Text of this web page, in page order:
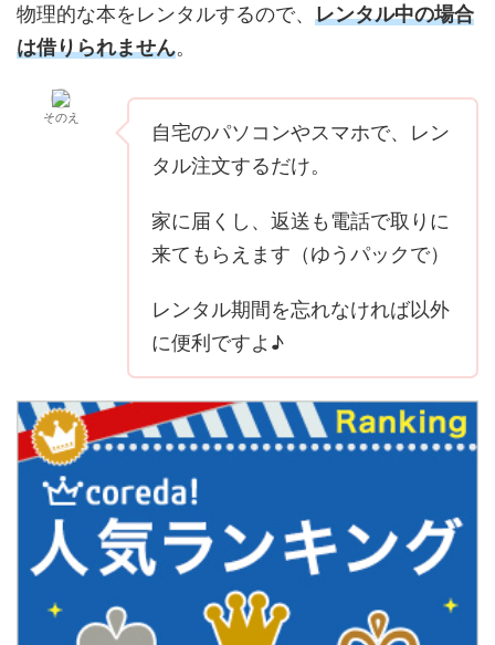
物理的な本をレンタルするので、 レンタル中の場合
は借りられません。
そのえ
自宅のパソコンやスマホで、レン
タル注文するだけ。
家に届くし、返送も電話で取りに
来てもらえます（ゆうパックで）
レンタル期間を忘れなければ以外
に便利ですよ♪